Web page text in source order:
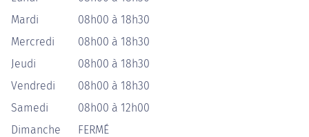
Mardi
08h00 à 18h30
Mercredi
08h00 à 18h30
Jeudi
08h00 à 18h30
Vendredi
08h00 à 18h30
Samedi
08h00 à 12h00
Dimanche
FERMÉ